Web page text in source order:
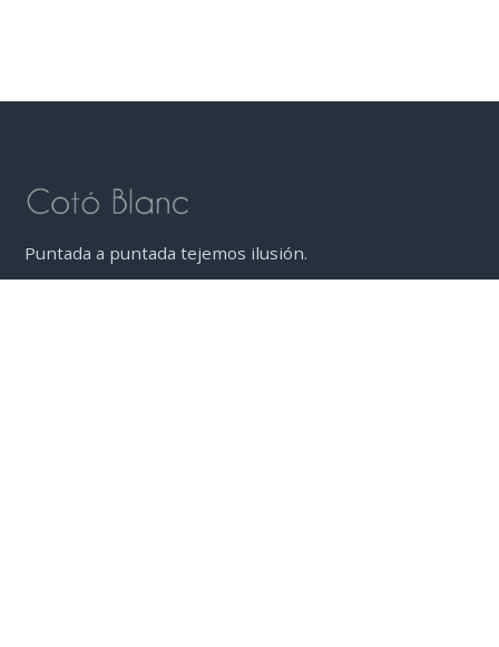
Puntada a puntada tejemos ilusión.